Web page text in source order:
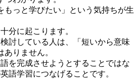
もっと学びたい」という気持ちが生
分に起こります。
討している人は、「短いから意味
りません。
を完成させようとすることではな
語学習につなげることです。